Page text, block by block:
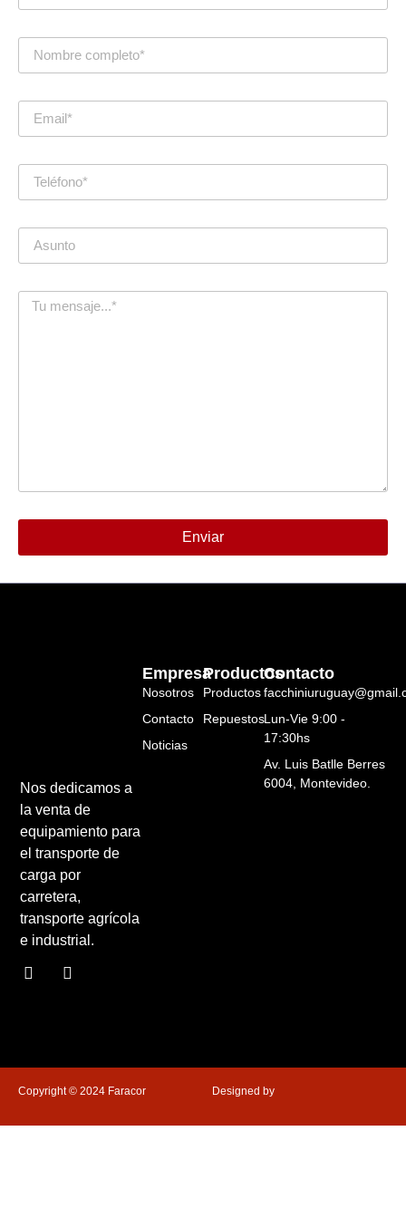
Enviar
Nos dedicamos a
la venta de
equipamiento para
el transporte de
carga por
carretera,
transporte agrícola
e industrial.
Productos
Productos
Repuestos
Empresa
Nosotros
Contacto
Noticias
Contacto
Lun-Vie 9:00 -
17:30hs
Av. Luis Batlle Berres
6004, Montevideo.
Copyright © 2024 Faracor Designed by